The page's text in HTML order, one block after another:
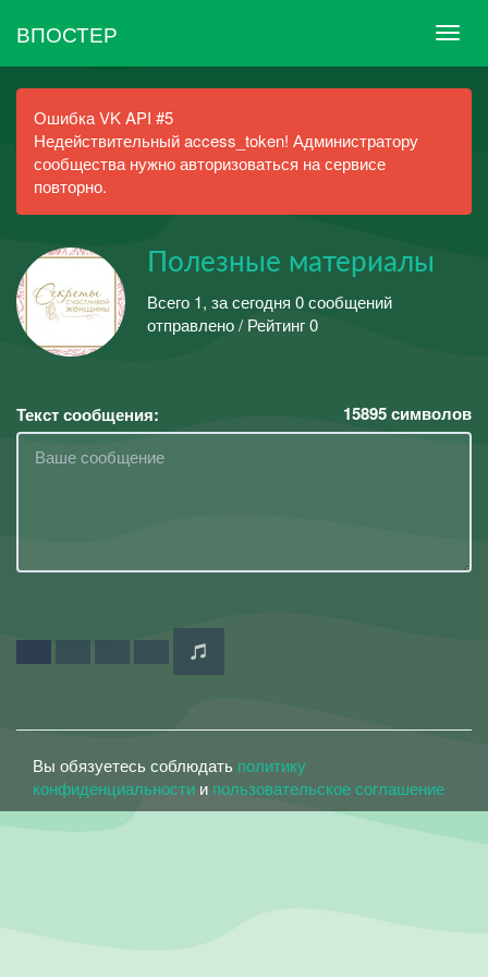
ВПОСТЕР
Ошибка VK API #5
Недействительный access_token! Администратору
сообщества нужно авторизоваться на сервисе
повторно.
Полезные материалы
Всего 1, за сегодня 0 сообщений
отправлено / Рейтинг 0
Текст сообщения: 15895символов
Вы обязуетесь соблюдать политику
конфиденциальности и пользовательское соглашение